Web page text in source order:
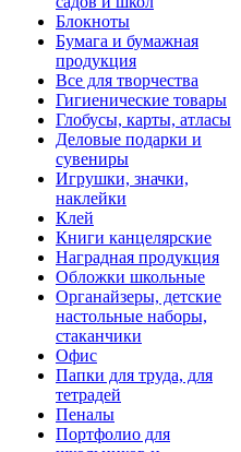
Блокноты
Бумага и бумажная
продукция
Все для творчества
Гигиенические товары
Глобусы, карты, атласы
Деловые подарки и
сувениры
Игрушки, значки,
наклейки
Клей
Книги канцелярские
Наградная продукция
Обложки школьные
Органайзеры, детские
настольные наборы,
стаканчики
Офис
Папки для труда, для
тетрадей
Пеналы
Портфолио для